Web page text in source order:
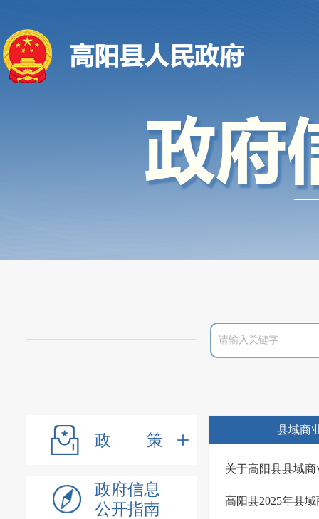
政策
政府信息
公开指南
县域商
关于高阳县县域
高阳县2025年县